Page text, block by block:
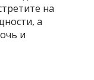
на
а
и